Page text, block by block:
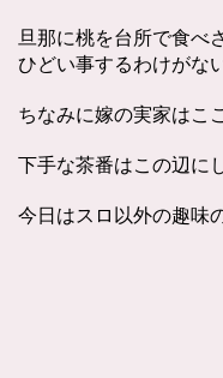
旦那に桃を台所で食べ
ひどい事するわけがな
ちなみに嫁の実家はこ
下手な茶番はこの辺に
今日はスロ以外の趣味